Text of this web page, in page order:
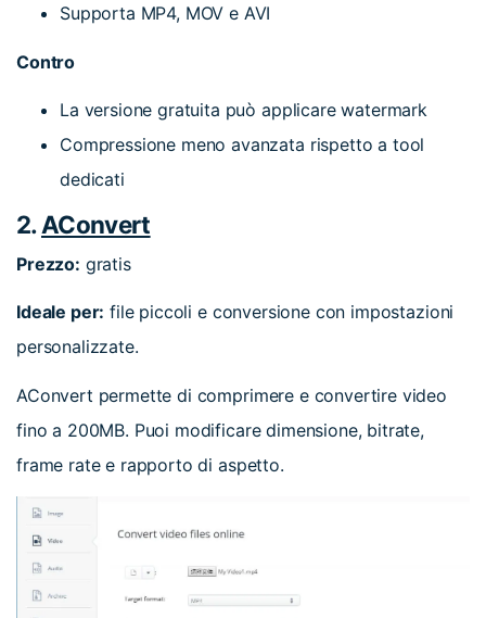
Supporta MP4, MOV e AVI
Contro
La versione gratuita può applicare watermark
Compressione meno avanzata rispetto a tool
dedicati
2.AConvert
Prezzo: gratis
Ideale per: file piccoli e conversione con impostazioni
personalizzate.
AConvert permette di comprimere e convertire video
fino a 200MB. Puoi modificare dimensione, bitrate,
frame rate e rapporto di aspetto.